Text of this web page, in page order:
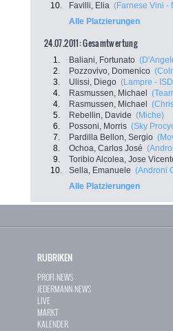
10.
Favilli, Elia (Farnese Vini -
Alle Platzierungen
24.07.2011: Gesamtwertung
1. Baliani, Fortunato
2.
Pozzovivo, Domenico
3.
Ulissi, Diego (Lampre -
4.
Rasmussen, Michael
4.
Rasmussen, Michael
5.
Rebellin, Davide (Miche)
6.
Possoni, Morris (Sky
7.
Pardilla Bellon, Sergio
8.
Ochoa, Carlos José
9.
Toribio Alcolea, Jose
10.
Sella, Emanuele (Androni
Alle Platzierungen
RUBRIKEN
PROFI-NEWS
JEDERMANN-NEWS
LIVE
MARKT
KALENDER